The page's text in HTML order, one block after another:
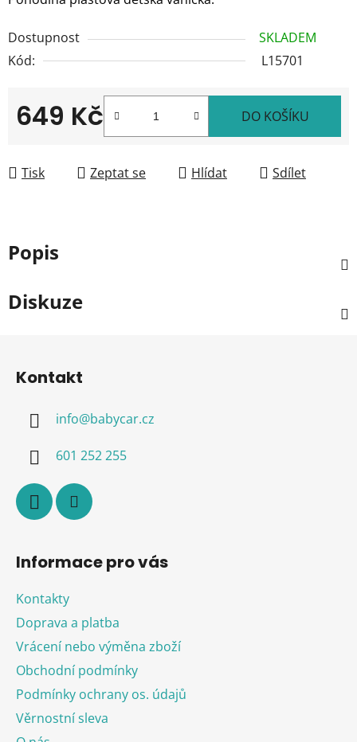
Dostupnost
SKLADEM
Kód:
L15701
649 Kč DO KOŠÍKU
Tisk Zeptat se Hlídat Sdílet
Popis
Diskuze
Kontakt
info@babycar.cz
601 252 255
Informace pro vás
Kontakty
Doprava a platba
Vrácení nebo výměna zboží
Obchodní podmínky
Podmínky ochrany os. údajů
Věrnostní sleva